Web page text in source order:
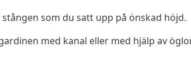
som du satt upp på önskad höjd.
med kanal eller med hjälp av